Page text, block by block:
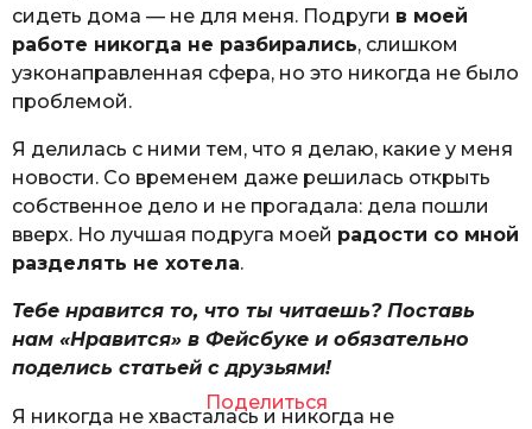
сидеть дома — не для меня. Подруги в моей
работе никогда не разбирались, слишком
узконаправленная сфера, но это никогда не было
проблемой.
Я делилась с ними тем, что я делаю, какие у меня
новости. Со временем даже решилась открыть
собственное дело и не прогадала: дела пошли
вверх. Но лучшая подруга моей радости со мной
разделять не хотела.
Тебе нравится то, что ты читаешь? Поставь
нам «Нравится» в Фейсбуке и обязательно
поделись статьей с друзьями!
Поделиться
Я никогда не хвасталась и никогда не